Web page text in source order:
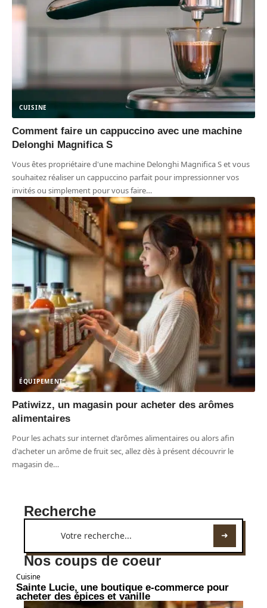
CUISINE
Comment faire un cappuccino avec une machine
Delonghi Magnifica S
Vous êtes propriétaire d'une machine Delonghi Magnifica S et vous
souhaitez réaliser un cappuccino parfait pour impressionner vos
invités ou simplement pour vous faire…
ÉQUIPEMENT
Patiwizz, un magasin pour acheter des arômes
alimentaires
Pour les achats sur internet d’arômes alimentaires ou alors afin
d'acheter un arôme de fruit sec, allez dès à présent découvrir le
magasin de…
Recherche
Nos coups de coeur
Cuisine
Sainte Lucie, une boutique e-commerce pour
acheter des épices et vanille